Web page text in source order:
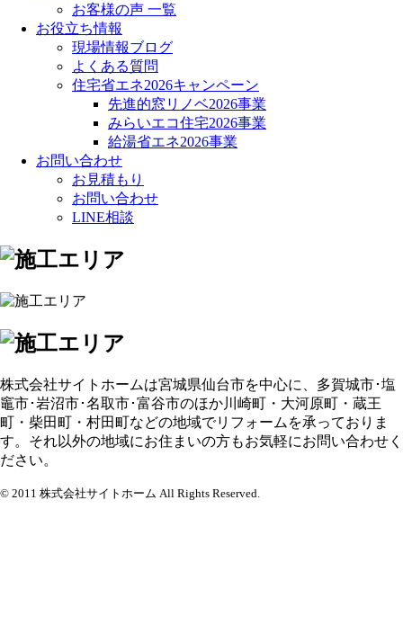
お客様の声 一覧
お役立ち情報
現場情報ブログ
よくある質問
住宅省エネ2026キャンペーン
先進的窓リノベ2026事業
みらいエコ住宅2026事業
給湯省エネ2026事業
お問い合わせ
お見積もり
お問い合わせ
LINE相談
株式会社サイトホームは宮城県仙台市を中心に、多賀城市･塩
竈市･岩沼市･名取市･富谷市のほか川崎町・大河原町・蔵王
町・柴田町・村田町などの地域でリフォームを承っておりま
す。それ以外の地域にお住まいの方もお気軽にお問い合わせく
ださい。
© 2011 株式会社サイトホーム All Rights Reserved.